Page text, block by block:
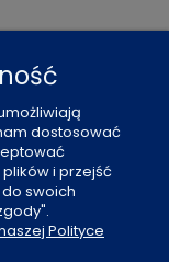
dostosować
i przejść
swoich
Polityce